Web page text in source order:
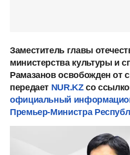
Заместитель главы
министерства культуры и
Рамазанов освобожден от
передает NUR.KZсо
официальный
Премьер-Министра